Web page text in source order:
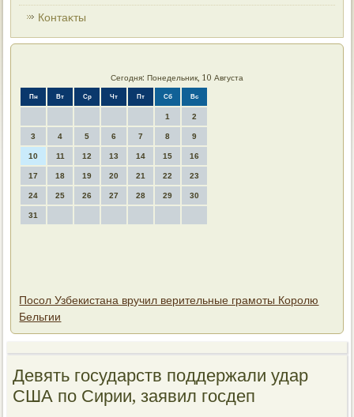
Контаκты
Сегодня: Понедельник, 10 Августа
Пн Вт Ср Чт Пт Сб Вс
1 2
3 4 5 6 7 8 9
10 11 12 13 14 15 16
17 18 19 20 21 22 23
24 25 26 27 28 29 30
31
Посол Узбекистана вручил верительные грамоты Королю
Бельгии
Девять государств поддержали удар
США по Сирии, заявил госдеп